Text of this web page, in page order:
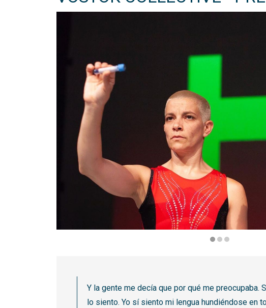
Y la gente me decía que por qué me preocupaba.
lo siento. Yo sí siento mi lengua hundiéndose en